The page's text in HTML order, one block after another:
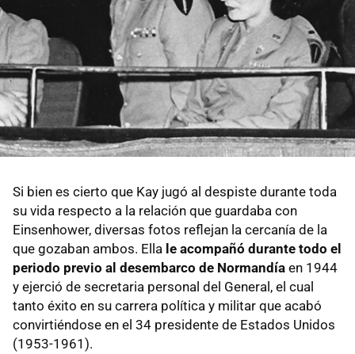
Si bien es cierto que Kay jugó al despiste durante toda
su vida respecto a la relación que guardaba con
Einsenhower, diversas fotos reflejan la cercanía de la
que gozaban ambos. Ella le acompañó durante todo el
periodo previo al desembarco de Normandía en 1944
y ejerció de secretaria personal del General, el cual
tanto éxito en su carrera política y militar que acabó
convirtiéndose en el 34 presidente de Estados Unidos
(1953-1961).